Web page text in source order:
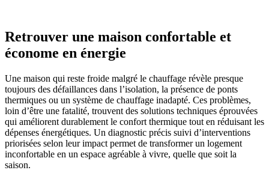
Retrouver une maison confortable et
économe en énergie
Une maison qui reste froide malgré le chauffage révèle presque
toujours des défaillances dans l’isolation, la présence de ponts
thermiques ou un système de chauffage inadapté. Ces problèmes,
loin d’être une fatalité, trouvent des solutions techniques éprouvées
qui améliorent durablement le confort thermique tout en réduisant les
dépenses énergétiques. Un diagnostic précis suivi d’interventions
priorisées selon leur impact permet de transformer un logement
inconfortable en un espace agréable à vivre, quelle que soit la
saison.